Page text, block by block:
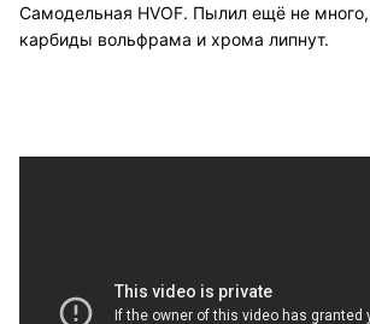
Самодельная HVOF. Пылил ещё не
карбиды вольфрама и хрома липнут.